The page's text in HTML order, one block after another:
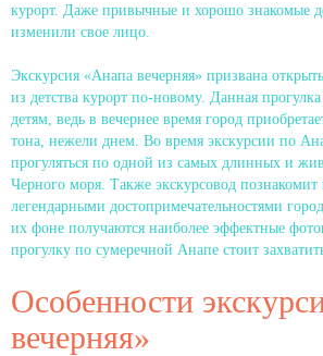
курорт. Даже привычные и хорошо знакомые
изменили свое лицо.
Экскурсия «Анапа вечерняя» призвана
из детства курорт по-новому. Данная
детям, ведь в вечернее время город
тона, нежели днем. Во время экскурсии по
прогуляться по одной из самых длинных и
Черного моря. Также экскурсовод познакомит
легендарными достопримечательностями
их фоне получаются наиболее эффектные
прогулку по сумеречной Анапе стоит
Особенности
вечерняя»